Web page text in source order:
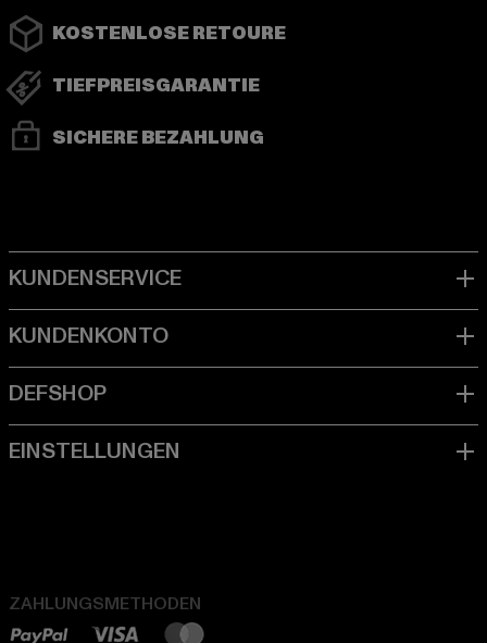
KOSTENLOSE RETOURE
TIEFPREISGARANTIE
SICHERE BEZAHLUNG
ZAHLUNGSMETHODEN